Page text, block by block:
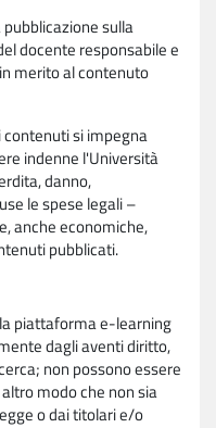
sulla
docente responsabile e
merito al contenuto
si impegna
indenne l'Università
danno,
le spese legali –
anche economiche,
pubblicati.
piattaforma e-learning
dagli aventi diritto,
non possono essere
modo che non sia
o dai titolari e/o